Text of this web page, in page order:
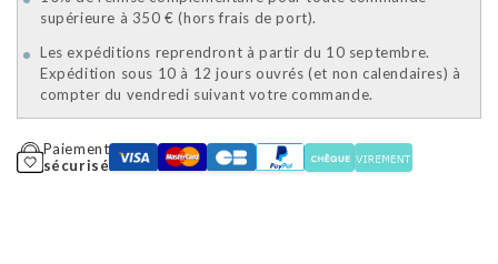
supérieure à 350 € (hors frais de port).
Les expéditions reprendront à partir du 10 septembre.
Expédition sous 10 à 12 jours ouvrés (et non calendaires) à
compter du vendredi suivant votre commande.
Paiement
sécurisé